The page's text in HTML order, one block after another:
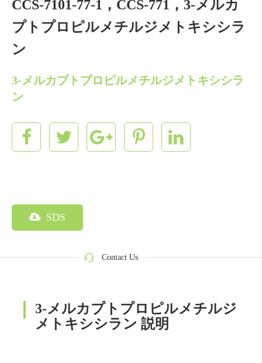
CCS‐7101‐77‐1，CCS‐771，3‐メルカ
プトプロピルメチルジメトキシシラ
ン
3‐メルカプトプロピルメチルジメトキシシラ
ン
SDS
Contact Us
3‐メルカプトプロピルメチルジ
メトキシシラン 説明